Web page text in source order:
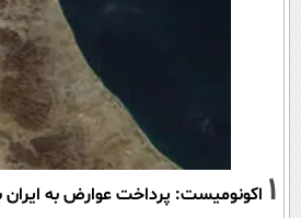
1 اکونومیست: پرداخت عوارض به